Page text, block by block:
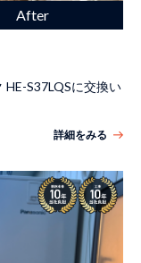
S37LQSに交換い
詳細をみる